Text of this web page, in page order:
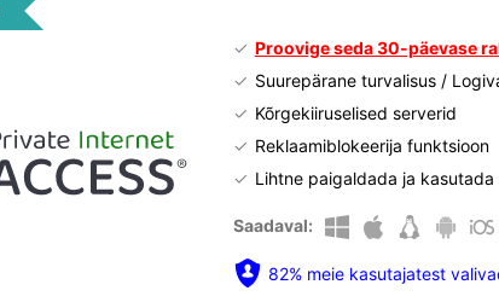
Proovige seda 30-päevase
Suurepärane turvalisus /
Kõrgekiiruselised serverid
Reklaamiblokeerija funktsioon
Lihtne paigaldada ja kasutada
Saadaval:
82% meie kasutajatest